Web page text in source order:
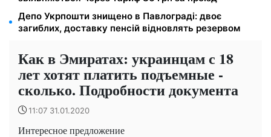
Депо Укрпошти знищено в Павлограді: двоє
загиблих, доставку пенсій відновлять резервом
Как в Эмиратах: украинцам с 18
лет хотят платить подъемные -
сколько. Подробности документа
11:07 31.01.2020
Интересное предложение